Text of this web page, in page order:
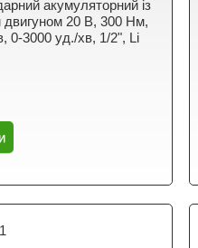
акумуляторний із
двигуном 20 В, 300 Нм,
0-3000 уд./хв, 1/2", Li